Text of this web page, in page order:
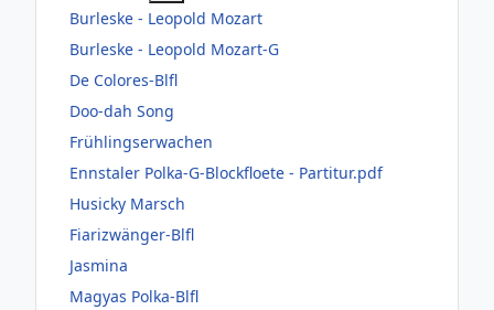
Burleske - Leopold Mozart
Burleske - Leopold Mozart-G
De Colores-Blfl
Doo-dah Song
Frühlingserwachen
Ennstaler Polka-G-Blockfloete - Partitur.pdf
Husicky Marsch
Fiarizwänger-Blfl
Jasmina
Magyas Polka-Blfl